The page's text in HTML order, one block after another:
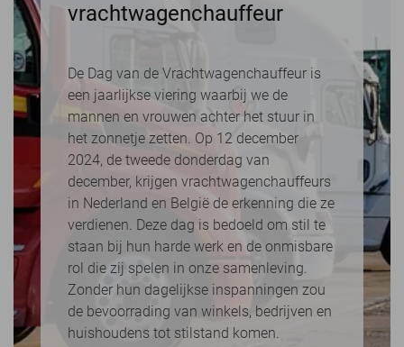
vrachtwagenchauffeur
De Dag van de Vrachtwagenchauffeur is
een jaarlijkse viering waarbij we de
mannen en vrouwen achter het stuur in
het zonnetje zetten. Op 12 december
2024, de tweede donderdag van
december, krijgen vrachtwagenchauffeurs
in Nederland en België de erkenning die ze
verdienen. Deze dag is bedoeld om stil te
staan bij hun harde werk en de onmisbare
rol die zij spelen in onze samenleving.
Zonder hun dagelijkse inspanningen zou
de bevoorrading van winkels, bedrijven en
huishoudens tot stilstand komen.